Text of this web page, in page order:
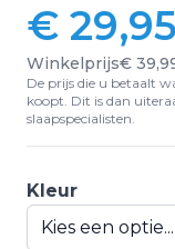
Vanaf:
€ 29,95
Winkelprijs€
De prijs die u betaalt
koopt. Dit is dan
slaapspecialisten.
Kleur